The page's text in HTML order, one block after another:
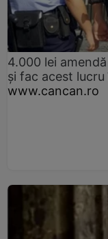
4.000 lei
și fac acest
www.cancan.ro